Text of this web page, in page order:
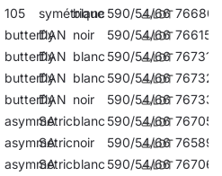
105 symétrique
blanc 590/54/66 766800
butterfly
DAN noir 590/54/66 766152
butterfly
DAN blanc 590/54/66 767319
butterfly
DAN blanc 590/54/66 767326
butterfly
DAN noir 590/54/66 767333
asymmetric
SA blanc 590/54/66 767050
asymmetric
SA noir 590/54/66 765896
asymmetric
SA blanc 590/54/66 767067